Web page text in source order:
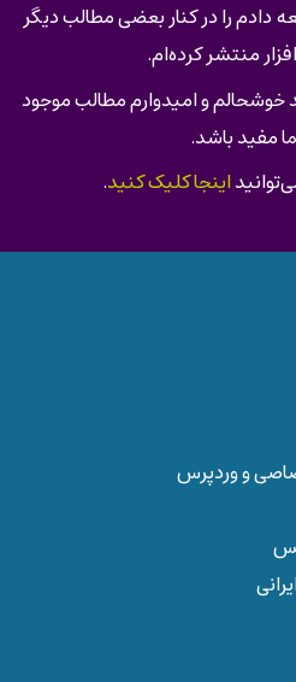
دادم را در کنار بعضی مطالب دیگر
منتشر کرده‌ام.
و امیدوارم مطالب موجود
مفید باشد.
اینجا کلیک کنید.
و وردپرس